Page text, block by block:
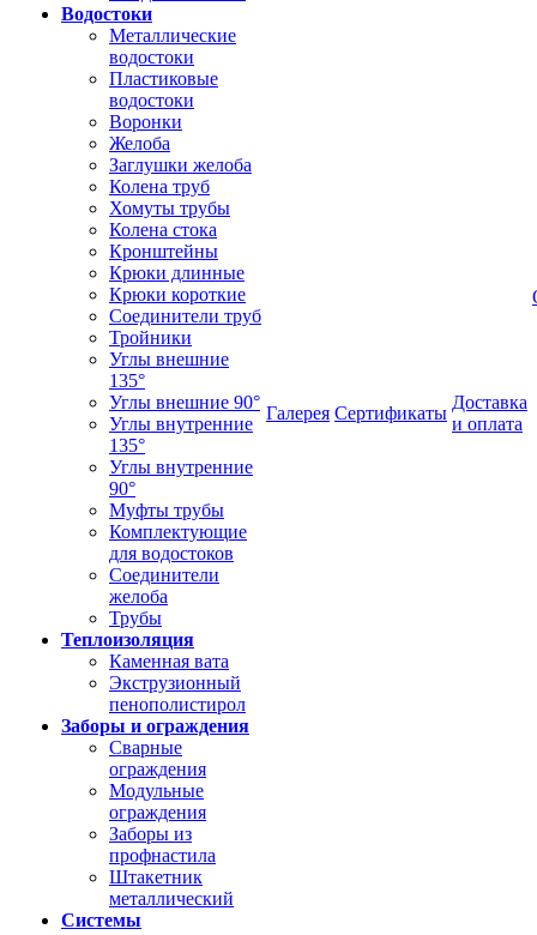
Водостоки
Металлические
водостоки
Пластиковые
водостоки
Воронки
Желоба
Заглушки желоба
Колена труб
Хомуты трубы
Колена стока
Кронштейны
Крюки длинные
Крюки короткие
Соединители труб
Тройники
Углы внешние
135°
Углы внешние 90°
Углы внутренние
135°
Углы внутренние
90°
Муфты трубы
Комплектующие
для водостоков
Соединители
желоба
Трубы
Теплоизоляция
Каменная вата
Экструзионный
пенополистирол
Заборы и ограждения
Сварные
ограждения
Модульные
ограждения
Заборы из
профнастила
Штакетник
металлический
Системы
Галерея Сертификаты
Доставка
и оплата